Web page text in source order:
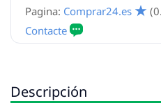
Pagina: Comprar24.es
Descripción